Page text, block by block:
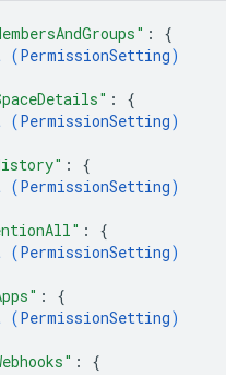
: {
(PermissionSetting)
: {
(PermissionSetting)
: {
(PermissionSetting)
: {
(PermissionSetting)
: {
(PermissionSetting)
: {